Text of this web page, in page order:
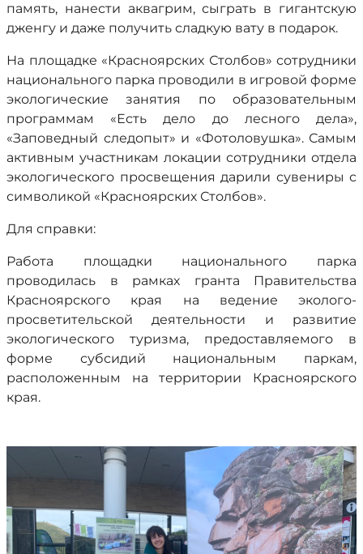
память, нанести аквагрим, сыграть в гигантскую
дженгу и даже получить сладкую вату в подарок.
На площадке «Красноярских Столбов» сотрудники
национального парка проводили в игровой форме
экологические занятия по образовательным
программам «Есть дело до лесного дела»,
«Заповедный следопыт» и «Фотоловушка». Самым
активным участникам локации сотрудники отдела
экологического просвещения дарили сувениры с
символикой «Красноярских Столбов».
Для справки:
Работа площадки национального парка
проводилась в рамках гранта Правительства
Красноярского края на ведение эколого-
просветительской деятельности и развитие
экологического туризма, предоставляемого в
форме субсидий национальным паркам,
расположенным на территории Красноярского
края.